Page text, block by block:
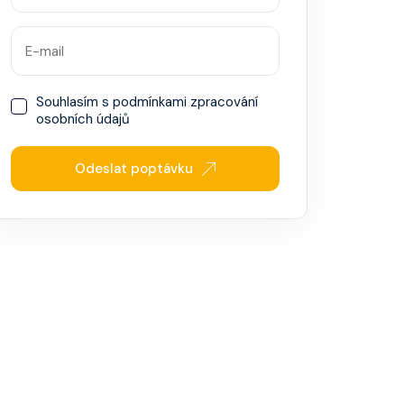
Souhlasím spodmínkami zpracování
osobních údajů
Odeslat poptávku